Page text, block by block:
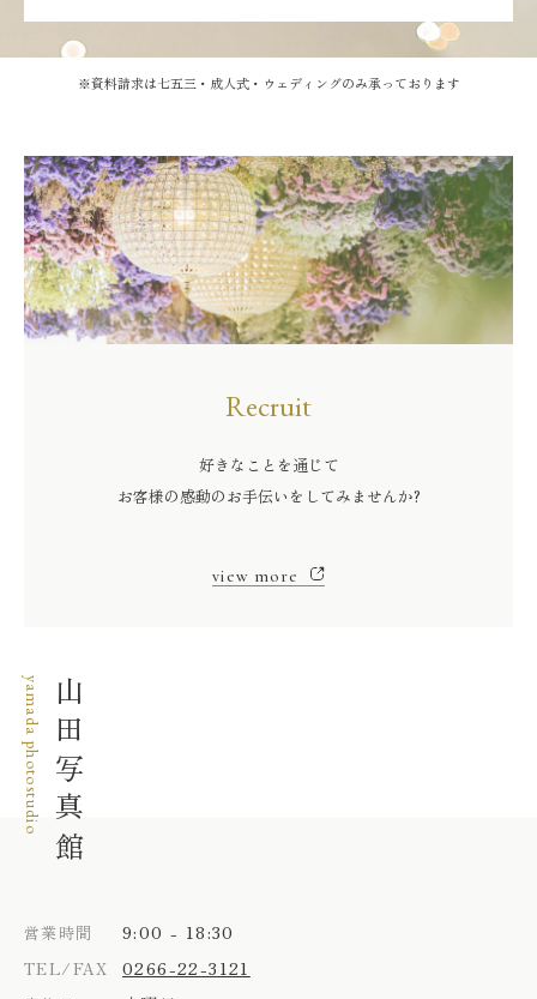
※資料請求は七五三・成人式・ウェディングのみ承っております
Recruit
好きなことを通じて
お客様の感動のお手伝いをしてみませんか?
view more
山田写真館
yamada photostudio
営業時間 9:00 - 18:30
TEL/FAX 0266-22-3121